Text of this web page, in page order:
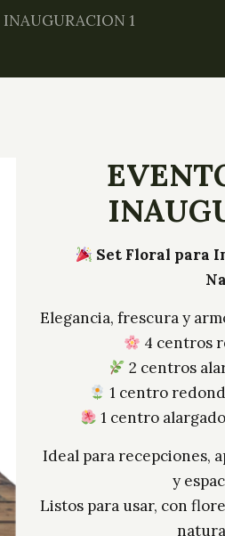
1
Set Floral para
Elegancia, frescura y
4 centros
2 centros
1 centro
1 centro
Ideal para recepciones,
y
Listos para usar, con